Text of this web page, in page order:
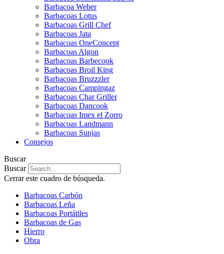
Barbacoa Weber
Barbacoas Lotus
Barbacoas Grill Chef
Barbacoas Jata
Barbacoas OneConcept
Barbacoas Algon
Barbacoas Barbecook
Barbacoas Broil King
Barbacoas Bruzzzler
Barbacoas Campingaz
Barbacoas Char Griller
Barbacoas Dancook
Barbacoas Imex el Zorro
Barbacoas Landmann
Barbacoas Sunjas
Consejos
Buscar
Buscar
Cerrar este cuadro de búsqueda.
Barbacoas Carbón
Barbacoas Leña
Barbacoas Portátiles
Barbacoas de Gas
Hierro
Obra